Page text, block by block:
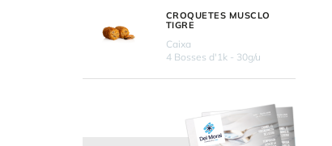
CROQUETES MUSCLO
TIGRE
Caixa
4 Bosses d'1k - 30g/u